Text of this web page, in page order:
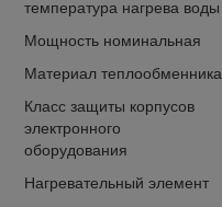
температура нагрева воды
Мощность номинальная
Материал теплообменника
Класс защиты корпусов
электронного
оборудования
Нагревательный элемент